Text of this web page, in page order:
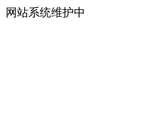
网站系统维护中